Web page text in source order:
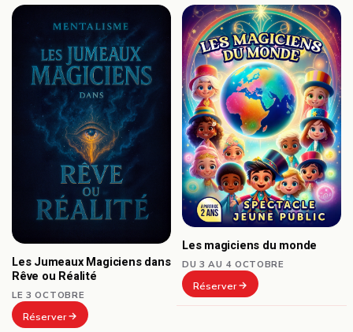
Les Jumeaux Magiciens dans
Rêve ou Réalité
LE 3 OCTOBRE
Réserver
Les magiciens du monde
DU 3 AU 4 OCTOBRE
Réserver